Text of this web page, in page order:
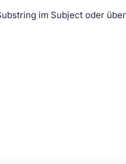
im Subject oder